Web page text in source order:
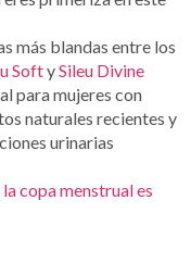
más blandas entre los
SoftySileu Divine
para mujeres con
naturales recientes y
urinarias
copa menstrual es